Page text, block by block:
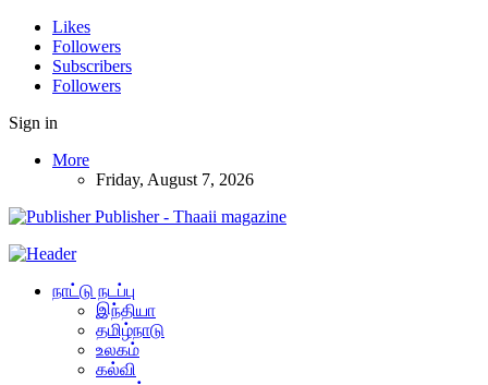
Likes
Followers
Subscribers
Followers
Sign in
More
Friday, August 7, 2026
Publisher - Thaaii magazine
நாட்டு நடப்பு
இந்தியா
தமிழ்நாடு
உலகம்
கல்வி